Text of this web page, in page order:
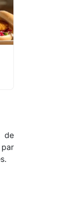
de